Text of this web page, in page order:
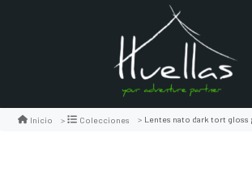
Inicio Colecciones Lentes nato dark tort gloss